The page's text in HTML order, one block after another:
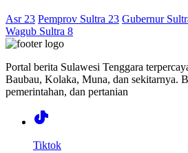
Asr 23 Pemprov Sultra 23 Gubernur
Wagub Sultra 8
Portal berita Sulawesi Tenggara
Baubau, Kolaka, Muna, dan sekitarnya.
pemerintahan, dan pertanian
Tiktok